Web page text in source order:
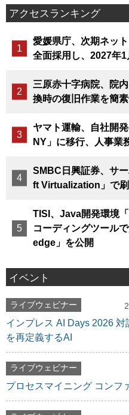
アクセスランキング
愛媛県庁、次期ネッ
全面採用し、2027年1
三原赤十字病院、院
換時の復旧作業を簡
ヤマト運輸、自社開
NY」に移行、人事業
SMBC日興証券、サ
ft Virtualization」で
TISI、Java開発環境
コーディングツール
edge」を公開
イベント
ライブウェビナー
インプレス AI Days 2026
を再定義するAI
ライブウェビナー
プロセスマイニング コンフ